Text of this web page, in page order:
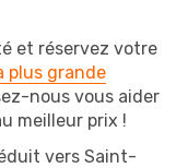
et réservez votre
plus grande
nous vous aider
meilleur prix !
vers Saint-